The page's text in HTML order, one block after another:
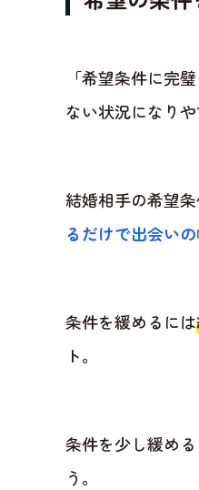
「希望条件に完
ない状況になりや
結婚相手の希望
るだけで出会い
条件を緩めるには
ト。
条件を少し緩め
う。